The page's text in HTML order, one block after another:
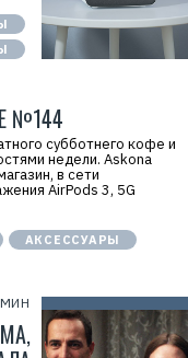
№144
субботнего кофе и
недели. Askona
в сети
AirPods 3, 5G
АКСЕССУАРЫ